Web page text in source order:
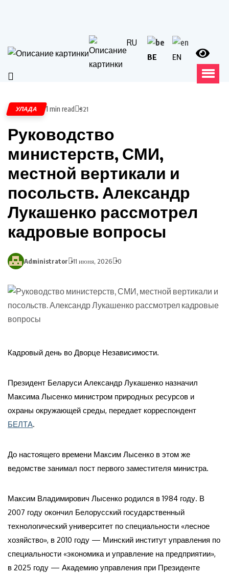
RU
BE EN
УЛАДА 1 min read 321
Руководство
министерств, СМИ,
местной вертикали и
посольств. Александр
Лукашенко рассмотрел
кадровые вопросы
Administrator 11 июня, 2026 0
Кадровый день во Дворце Независимости.
Президент Беларуси Александр Лукашенко назначил
Максима Лысенко министром природных ресурсов и
охраны окружающей среды, передает корреспондент
БЕЛТА.
До настоящего времени Максим Лысенко в этом же
ведомстве занимал пост первого заместителя министра.
Максим Владимирович Лысенко родился в 1984 году. В
2007 году окончил Белорусский государственный
технологический университет по специальности «лесное
хозяйство», в 2010 году — Минский институт управления по
специальности «экономика и управление на предприятии»,
в 2025 году — Академию управления при Президенте